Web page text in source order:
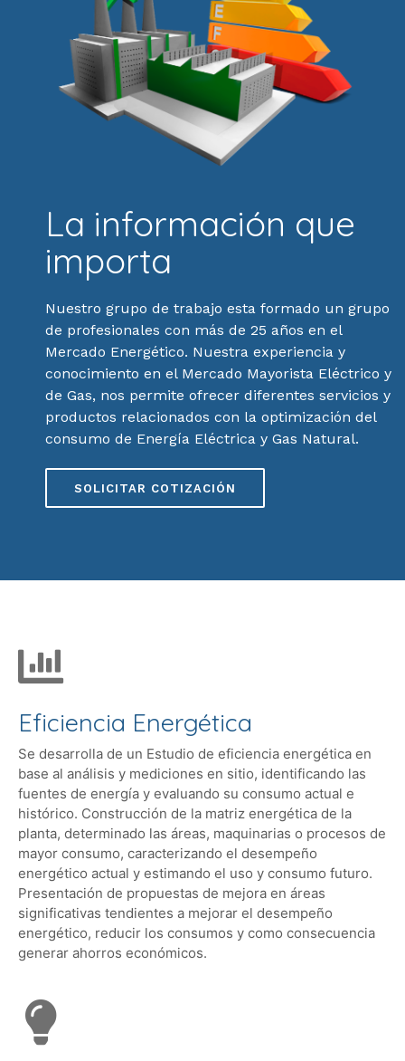
La información que
importa
Nuestro grupo de trabajo esta formado un grupo
de profesionales con más de 25 años en el
Mercado Energético. Nuestra experiencia y
conocimiento en el Mercado Mayorista Eléctrico y
de Gas, nos permite ofrecer diferentes servicios y
productos relacionados con la optimización del
consumo de Energía Eléctrica y Gas Natural.
SOLICITAR COTIZACIÓN
Eficiencia Energética
Se desarrolla de un Estudio de eficiencia energética en
base al análisis y mediciones en sitio, identificando las
fuentes de energía y evaluando su consumo actual e
histórico. Construcción de la matriz energética de la
planta, determinado las áreas, maquinarias o procesos de
mayor consumo, caracterizando el desempeño
energético actual y estimando el uso y consumo futuro.
Presentación de propuestas de mejora en áreas
significativas tendientes a mejorar el desempeño
energético, reducir los consumos y como consecuencia
generar ahorros económicos.